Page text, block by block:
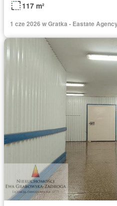
117 m²
1 cze 2026 w Gratka - Eastate